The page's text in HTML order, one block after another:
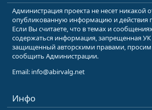
Администрация проекта не несет никакой
опубликованную информацию и действия
Если Вы считаете, что в темах и
содержаться информация, запрещенная
защищенный авторскими правами,
сообщить Администрации.
Email: info@abirvalg.net
Инфо